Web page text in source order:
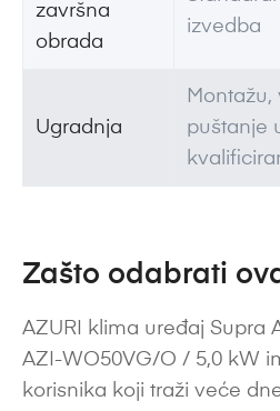
završna
obrada
izvedba
Ugradnja
puštanje
Zašto odabrati
AZURI klima uređaj Supra
AZI-WO50VG/O / 5,0 kW
korisnika koji traži veće